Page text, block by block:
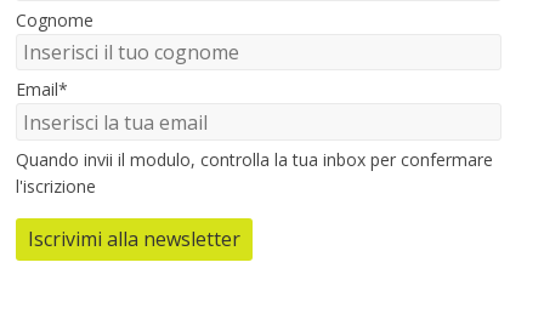
Cognome
Email*
Quando invii il modulo, controlla la tua inbox per confermare
l'iscrizione
Iscrivimi alla newsletter